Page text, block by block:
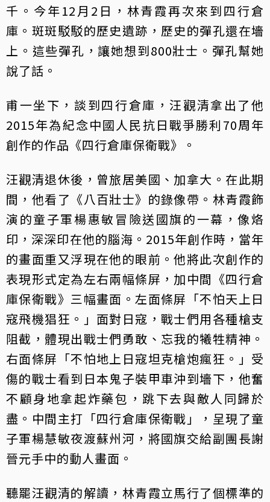
千。今年12月2日，林青霞再次來到四行倉
庫。斑斑駁駁的歷史遺跡，歷史的彈孔還在墻
上。這些彈孔，讓她想到800壯士。彈孔幫她
說了話。
甫一坐下，談到四行倉庫，汪觀清拿出了他
2015年為紀念中國人民抗日戰爭勝利70周年
創作的作品《四行倉庫保衛戰》。
汪觀清退休後，曾旅居美國、加拿大。在此期
間，他看了《八百壯士》的錄像帶。林青霞飾
演的童子軍楊惠敏冒險送國旗的一幕，像烙
印，深深印在他的腦海。2015年創作時，當年
的畫面重又浮現在他的眼前。他將此次創作的
表現形式定為左右兩幅條屏，加中間《四行倉
庫保衛戰》三幅畫面。左面條屏「不怕天上日
寇飛機猖狂。」面對日寇，戰士們用各種槍支
阻截，體現出戰士們勇敢、忘我的犧牲精神。
右面條屏「不怕地上日寇坦克槍炮瘋狂。」受
傷的戰士看到日本鬼子裝甲車沖到墻下，他奮
不顧身地拿起炸藥包，跳下去與敵人同歸於
盡。中間主打「四行倉庫保衛戰」，呈現了童
子軍楊慧敏夜渡蘇州河，將國旗交給副團長謝
晉元手中的動人畫面。
聽罷汪觀清的解讀，林青霞立馬行了個標準的